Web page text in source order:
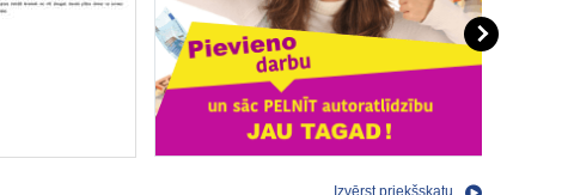
Izvērst priekšskatu